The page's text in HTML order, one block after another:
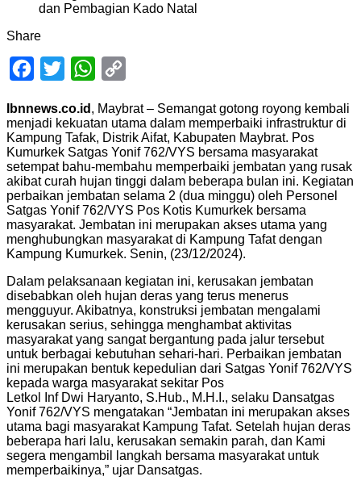
Share
Facebook
Twitter WhatsApp
Ibnnews.co.id , Maybrat – Semangat gotong royong kembali
menjadi kekuatan utama dalam memperbaiki infrastruktur di
Kampung Tafak, Distrik Aifat, Kabupaten Maybrat. Pos
Kumurkek Satgas Yonif 762/VYS bersama masyarakat
setempat bahu-membahu memperbaiki jembatan yang rusak
akibat curah hujan tinggi dalam beberapa bulan ini. Kegiatan
perbaikan jembatan selama 2 (dua minggu) oleh Personel
Satgas Yonif 762/VYS Pos Kotis Kumurkek bersama
masyarakat. Jembatan ini merupakan akses utama yang
menghubungkan masyarakat di Kampung Tafat dengan
Kampung Kumurkek. Senin, (23/12/2024).
Dalam pelaksanaan kegiatan ini, kerusakan jembatan
disebabkan oleh hujan deras yang terus menerus
mengguyur. Akibatnya, konstruksi jembatan mengalami
kerusakan serius, sehingga menghambat aktivitas
masyarakat yang sangat bergantung pada jalur tersebut
untuk berbagai kebutuhan sehari-hari. Perbaikan jembatan
ini merupakan bentuk kepedulian dari Satgas Yonif 762/VYS
kepada warga masyarakat sekitar Pos
Letkol Inf Dwi Haryanto, S.Hub., M.H.I., selaku Dansatgas
Yonif 762/VYS mengatakan “Jembatan ini merupakan akses
utama bagi masyarakat Kampung Tafat. Setelah hujan deras
beberapa hari lalu, kerusakan semakin parah, dan Kami
segera mengambil langkah bersama masyarakat untuk
memperbaikinya,” ujar Dansatgas.